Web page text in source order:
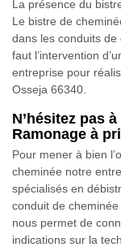
La présence du
Le bistre de
dans les conduits
faut l’intervention
entreprise pour
Osseja 66340.
N’hésitez pas
Ramonage à
Pour mener à bien
cheminée notre
spécialisés en
conduit de
nous permet de
indications sur la